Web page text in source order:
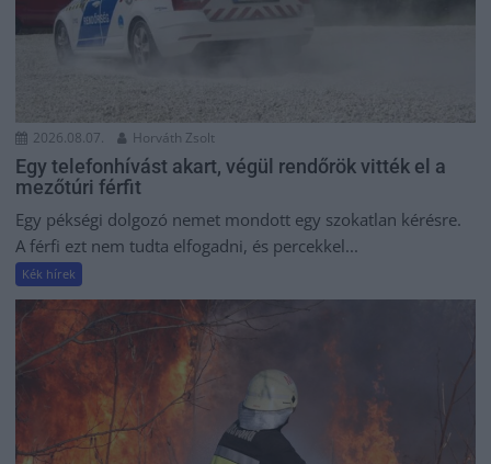
2026.08.07. Horváth Zsolt
Egy telefonhívást akart, végül rendőrök vitték el a
mezőtúri férfit
Egy pékségi dolgozó nemet mondott egy szokatlan kérésre.
A férfi ezt nem tudta elfogadni, és percekkel...
Kék hírek